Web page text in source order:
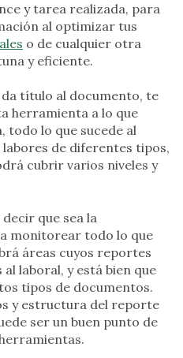
y tarea realizada, para
al optimizar tus
o de cualquier otra
y eficiente.
da título al documento, te
herramienta a lo que
todo lo que sucede al
de diferentes tipos,
cubrir varios niveles y
que sea la
monitorear todo lo que
áreas cuyos reportes
laboral, y está bien que
tipos de documentos.
y estructura del reporte
ser un buen punto de